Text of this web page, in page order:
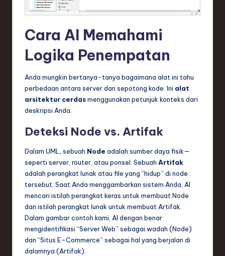
Cara AI Memahami
Logika Penempatan
Anda mungkin bertanya-tanya bagaimana alat ini tahu
perbedaan antara server dan sepotong kode. Ini alat
arsitektur cerdasmenggunakan petunjuk konteks dari
deskripsi Anda.
Deteksi Node vs. Artifak
Dalam UML, sebuah Node adalah sumber daya fisik—
seperti server, router, atau ponsel. Sebuah Artifak
adalah perangkat lunak atau file yang “hidup” di node
tersebut. Saat Anda menggambarkan sistem Anda, AI
mencari istilah perangkat keras untuk membuat Node
dan istilah perangkat lunak untuk membuat Artifak.
Dalam gambar contoh kami, AI dengan benar
mengidentifikasi “Server Web” sebagai wadah (Node)
dan “Situs E-Commerce” sebagai hal yang berjalan di
dalamnya (Artifak).